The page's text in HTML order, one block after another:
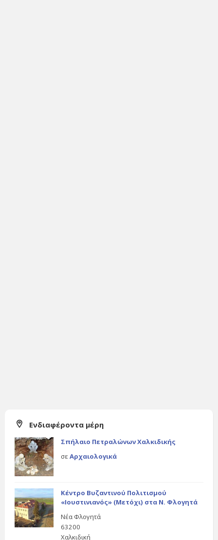
Ενδιαφέροντα μέρη
Σπήλαιο Πετραλώνων Χαλκιδικής
σε Αρχαιολογικά
Κέντρο Βυζαντινού Πολιτισμού
«Ιουστινιανός» (Μετόχι) στα Ν. Φλογητά
Νέα Φλογητά
63200
Χαλκιδική